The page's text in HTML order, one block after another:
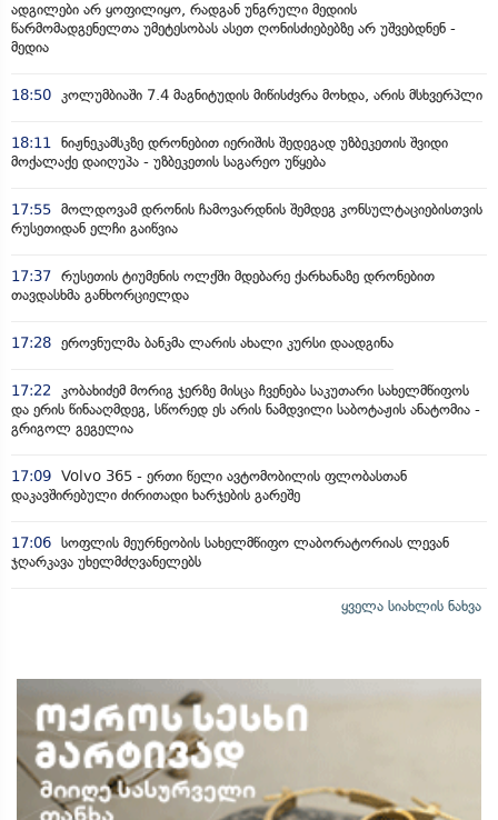
ადგილები არ ყოფილიყო, რადგან უნგრული მედიის
წარმომადგენელთა უმეტესობას ასეთ ღონისძიებებზე არ უშვებდნენ -
მედია
18:50 კოლუმბიაში 7.4 მაგნიტუდის მიწისძვრა მოხდა, არის მსხვერპლი
18:11 ნიჟნეკამსკზე დრონებით იერიშის შედეგად უზბეკეთის შვიდი
მოქალაქე დაიღუპა - უზბეკეთის საგარეო უწყება
17:55 მოლდოვამ დრონის ჩამოვარდნის შემდეგ კონსულტაციებისთვის
რუსეთიდან ელჩი გაიწვია
17:37 რუსეთის ტიუმენის ოლქში მდებარე ქარხანაზე დრონებით
თავდასხმა განხორციელდა
17:28 ეროვნულმა ბანკმა ლარის ახალი კურსი დაადგინა
17:22 კობახიძემ მორიგ ჯერზე მისცა ჩვენება საკუთარი სახელმწიფოს
და ერის წინააღმდეგ, სწორედ ეს არის ნამდვილი საბოტაჟის ანატომია -
გრიგოლ გეგელია
17:09 Volvo 365 - ერთი წელი ავტომობილის ფლობასთან
დაკავშირებული ძირითადი ხარჯების გარეშე
17:06 სოფლის მეურნეობის სახელმწიფო ლაბორატორიას ლევან
ჯღარკავა უხელმძღვანელებს
ყველა სიახლის ნახვა